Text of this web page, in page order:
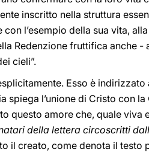
inscritto nella struttura
l’esempio della sua vita,
Redenzione fruttifica anche
cieli”.
Esso è
spiega l’unione di Cristo con la
questo amore che, quale viva
della lettera circoscritti
il creato, come denota il testo